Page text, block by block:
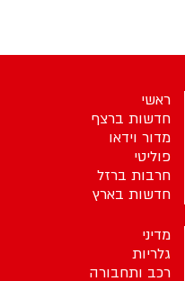
ראשי
חדשות ברצף
מדור וידאו
פוליטי
חרבות ברזל
חדשות בארץ
מדיני
גלריות
רכב ותחבורה